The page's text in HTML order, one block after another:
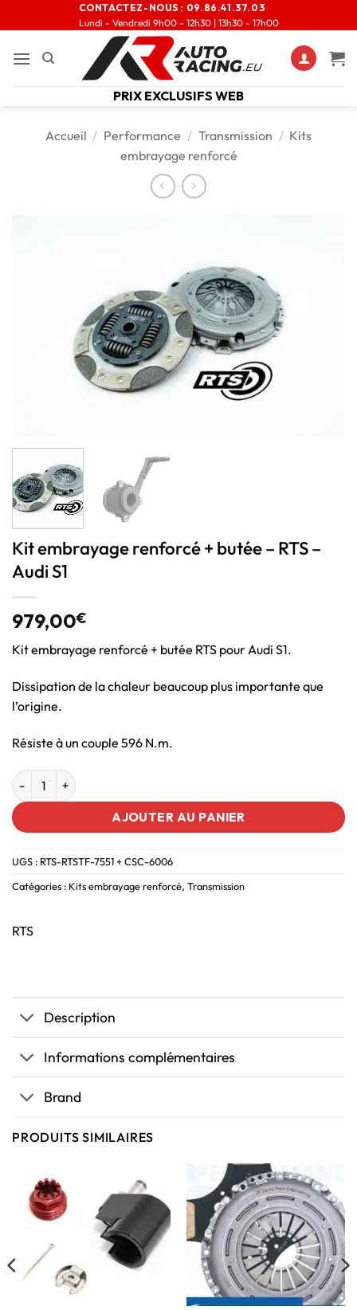
CONTACTEZ-NOUS : 09.86.41.37.03
Lundi - Vendredi 9h00 - 12h30 | 13h30 - 17h00
PRIX EXCLUSIFS WEB
Accueil / Performance / Transmission / Kits
embrayage renforcé
Kit embrayage renforcé + butée – RTS –
Audi S1
979,00€
Kit embrayage renforcé + butée RTS pour Audi S1.
Dissipation de la chaleur beaucoup plus importante que
l’origine.
Résiste à un couple 596 N.m.
AJOUTER AU PANIER
UGS : RTS-RTSTF-7551 + CSC-6006
Catégories : Kits embrayage renforcé, Transmission
RTS
Description
Informations complémentaires
Brand
PRODUITS SIMILAIRES